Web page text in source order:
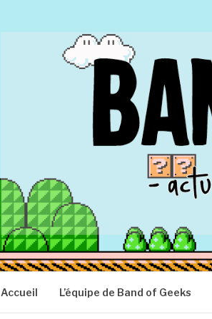
BAND OF
Actu Geek d'hier et d'aujourd'hui
Accueil L’équipe de Band of Geeks